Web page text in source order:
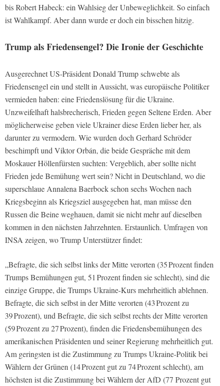
bis Robert Habeck: ein Wahlsieg der Unbeweglichkeit. So einfach
ist Wahlkampf. Aber dann wurde er doch ein bisschen hitzig.
Trump als Friedensengel? Die Ironie der Geschichte
Ausgerechnet US-Präsident Donald Trump schwebte als
Friedensengel ein und stellt in Aussicht, was europäische Politiker
vermieden haben: eine Friedenslösung für die Ukraine.
Unzweifelhaft halsbrecherisch, Frieden gegen Seltene Erden. Aber
möglicherweise geben viele Ukrainer diese Erden lieber her, als
darunter zu vermodern. Wie wurden doch Gerhard Schröder
beschimpft und Viktor Orbán, die beide Gespräche mit dem
Moskauer Höllenfürsten suchten: Vergeblich, aber sollte nicht
Frieden jede Bemühung wert sein? Nicht in Deutschland, wo die
superschlaue Annalena Baerbock schon sechs Wochen nach
Kriegsbeginn als Kriegsziel ausgegeben hat, man müsse den
Russen die Beine weghauen, damit sie nicht mehr auf dieselben
kommen in den nächsten Jahrzehnten. Erstaunlich. Umfragen von
INSA zeigen, wo Trump Unterstützer findet:
„Befragte, die sich selbst links der Mitte verorten (35 Prozent finden
Trumps Bemühungen gut, 51 Prozent finden sie schlecht), sind die
einzige Gruppe, die Trumps Ukraine-Kurs mehrheitlich ablehnen.
Befragte, die sich selbst in der Mitte verorten (43 Prozent zu
39 Prozent), und Befragte, die sich selbst rechts der Mitte verorten
(59 Prozent zu 27 Prozent), finden die Friedensbemühungen des
amerikanischen Präsidenten und seiner Regierung mehrheitlich gut.
Am geringsten ist die Zustimmung zu Trumps Ukraine-Politik bei
Wählern der Grünen (14 Prozent gut zu 74 Prozent schlecht), am
höchsten ist die Zustimmung bei Wählern der AfD (77 Prozent gut